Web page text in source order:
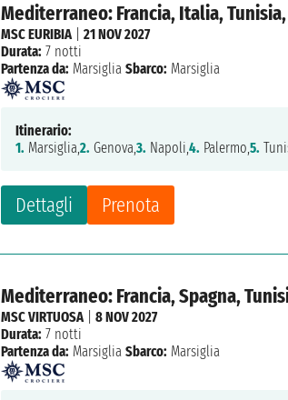
Mediterraneo: Francia, Italia,
Dettagli Prenota
MSC EURIBIA|21 NOV 2027
Durata: 7 notti
Partenza da: Marsiglia Sbarco: Marsiglia
Itinerario:
1. Marsiglia,2. Genova,3. Napoli,4. Palermo,5.
Mediterraneo: Francia, Spagna,
MSC VIRTUOSA|8 NOV 2027
Durata: 7 notti
Partenza da: Marsiglia Sbarco: Marsiglia